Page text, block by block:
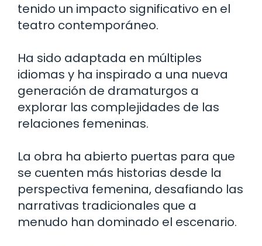
tenido un impacto significativo en el
teatro contemporáneo.
Ha sido adaptada en múltiples
idiomas y ha inspirado a una nueva
generación de dramaturgos a
explorar las complejidades de las
relaciones femeninas.
La obra ha abierto puertas para que
se cuenten más historias desde la
perspectiva femenina, desafiando las
narrativas tradicionales que a
menudo han dominado el escenario.